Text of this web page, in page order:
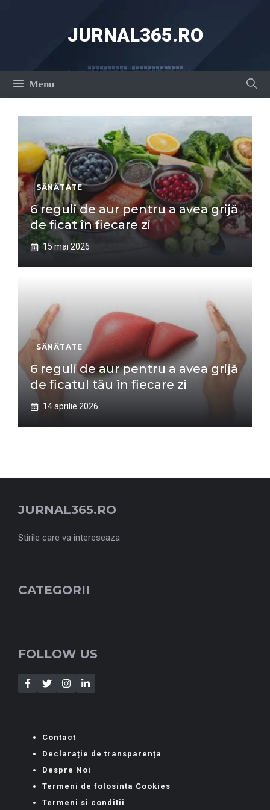
JURNAL365.RO
Menu
SĂNĂTATE
6 reguli de aur pentru a avea grijă
de ficat în fiecare zi
15 mai 2026
SĂNĂTATE
6 reguli de aur pentru a avea grijă
de ficatul tău în fiecare zi
14 aprilie 2026
JURNAL365.RO
Stirile care va intereseaza
CATEGORII
FOLLOW US
Contact
Declarație de transparența
Despre Noi
Termeni de folosinta Cookies
Termeni si conditii